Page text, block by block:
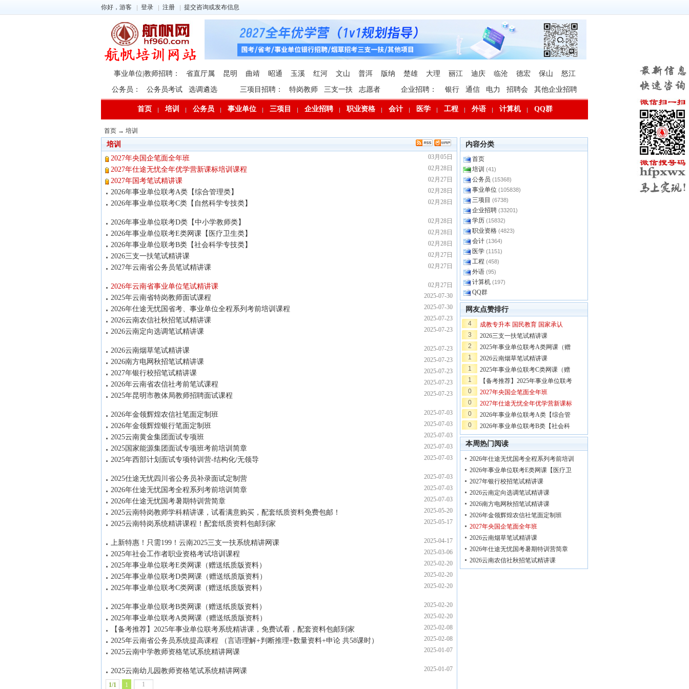
你好，游客 登录 注册 提交咨询或发布信息
事业单位|教师招聘： 省直厅属 昆明 曲靖 昭通 玉溪 红河 文山 普洱 版纳 楚雄 大理 丽江 迪庆 临沧 德宏 保山 怒江
公务员： 公务员考试 选调遴选 三项目招聘： 特岗教师 三支一扶 志愿者 企业招聘： 银行 通信 电力 招聘会 其他企业招聘
首页 培训 公务员 事业单位 三项目 企业招聘 职业资格 会计 医学 工程 外语 计算机 QQ群
首页 → 培训
培训
03月05日
2027年央国企笔面全年班
02月28日
2027年仕途无忧全年优学营新课标培训课程
02月27日
2027年国考笔试精讲课
02月28日
2026年事业单位联考A类【综合管理类】
02月28日
2026年事业单位联考C类【自然科学专技类】
02月28日
2026年事业单位联考D类【中小学教师类】
02月28日
2026年事业单位联考E类网课【医疗卫生类】
02月28日
2026年事业单位联考B类【社会科学专技类】
02月27日
2026三支一扶笔试精讲课
02月27日
2027年云南省公务员笔试精讲课
02月27日
2026年云南省事业单位笔试精讲课
2025-07-30
2025年云南省特岗教师面试课程
2025-07-30
2026年仕途无忧国省考、事业单位全程系列考前培训课程
2025-07-23
2026云南农信社秋招笔试精讲课
2025-07-23
2026云南定向选调笔试精讲课
2025-07-23
2026云南烟草笔试精讲课
2025-07-23
2026南方电网秋招笔试精讲课
2025-07-23
2027年银行校招笔试精讲课
2025-07-23
2026年云南省农信社考前笔试课程
2025-07-23
2025年昆明市教体局教师招聘面试课程
2025-07-03
2026年金领辉煌农信社笔面定制班
2025-07-03
2026年金领辉煌银行笔面定制班
2025-07-03
2025云南黄金集团面试专项班
2025-07-03
2025国家能源集团面试专项班考前培训简章
2025-07-03
2025年西部计划面试专项特训营-结构化/无领导
2025-07-03
2025仕途无忧四川省公务员补录面试定制营
2025-07-03
2026年仕途无忧国考全程系列考前培训简章
2025-07-03
2026年仕途无忧国考暑期特训营简章
2025-05-20
2025云南特岗教师学科精讲课，试看满意购买，配套纸质资料免费包邮！
2025-05-17
2025云南特岗系统精讲课程！配套纸质资料包邮到家
2025-04-17
上新特惠！只需199！云南2025三支一扶系统精讲网课
2025-03-06
2025年社会工作者职业资格考试培训课程
2025-02-20
2025年事业单位联考E类网课（赠送纸质版资料）
2025-02-20
2025年事业单位联考D类网课（赠送纸质版资料）
2025-02-20
2025年事业单位联考C类网课（赠送纸质版资料）
2025-02-20
2025年事业单位联考B类网课（赠送纸质版资料）
2025-02-20
2025年事业单位联考A类网课（赠送纸质版资料）
2025-02-08
【备考推荐】2025年事业单位联考系统精讲课，免费试看，配套资料包邮到家
2025-02-08
2025年云南省公务员系统提高课程 （言语理解+判断推理+数量资料+申论 共58课时）
2025-01-07
2025云南中学教师资格笔试系统精讲网课
2025-01-07
2025云南幼儿园教师资格笔试系统精讲网课
1/1 1
内容分类
首页
培训 (41)
公务员 (15368)
事业单位 (105838)
三项目 (6738)
企业招聘 (33201)
学历 (15832)
职业资格 (4823)
会计 (1364)
医学 (1151)
工程 (458)
外语 (95)
计算机 (197)
QQ群
网友点赞排行
4
成教专升本 国民教育 国家承认
3
2026三支一扶笔试精讲课
2
2025年事业单位联考A类网课（赠
1
2026云南烟草笔试精讲课
1
2025年事业单位联考C类网课（赠
1
【备考推荐】2025年事业单位联考
0
2027年央国企笔面全年班
0
2027年仕途无忧全年优学营新课标
0
2026年事业单位联考A类【综合管
0
2026年事业单位联考B类【社会科
本周热门阅读
2026年仕途无忧国考全程系列考前培训
2026年事业单位联考E类网课【医疗卫
2027年银行校招笔试精讲课
2026云南定向选调笔试精讲课
2026南方电网秋招笔试精讲课
2026年金领辉煌农信社笔面定制班
2027年央国企笔面全年班
2026云南烟草笔试精讲课
2026年仕途无忧国考暑期特训营简章
2026云南农信社秋招笔试精讲课